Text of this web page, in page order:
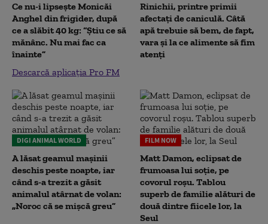
Ce nu-i lipsește Monicăi
Anghel din frigider, după
ce a slăbit 40 kg: “Știu ce să
mănânc. Nu mai fac ca
înainte”
Descarcă aplicația Pro FM
Rinichii, printre primii
afectați de caniculă. Câtă
apă trebuie să bem, de fapt,
vara și la ce alimente să fim
atenți
DIGI ANIMAL WORLD
A lăsat geamul mașinii
deschis peste noapte, iar
când s-a trezit a găsit
animalul atârnat de volan:
„Noroc că se mișcă greu”
FILM NOW
Matt Damon, eclipsat de
frumoasa lui soție, pe
covorul roșu. Tablou
superb de familie alături de
două dintre fiicele lor, la
Seul